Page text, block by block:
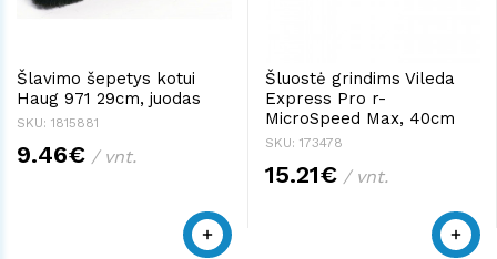
Šlavimo šepetys kotui
Haug 971 29cm, juodas
SKU: 1815881
9.46€ / vnt.
Šluostė grindims Vileda
Express Pro r-
MicroSpeed Max, 40cm
SKU: 173478
15.21€ / vnt.